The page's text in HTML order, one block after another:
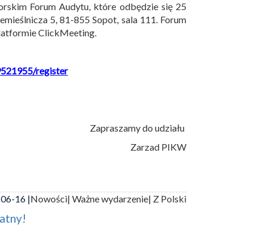
Forum Audytu, które odbędzie się 25
5, 81-855 Sopot, sala 111. Forum
ClickMeeting.
register
Zapraszamy do udziału
Zarzad PIKW
16 |Nowości| Ważne wydarzenie| Z Polski